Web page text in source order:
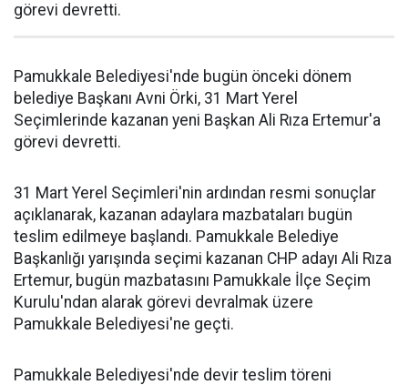
görevi devretti.
Pamukkale Belediyesi'nde bugün önceki dönem
belediye Başkanı Avni Örki, 31 Mart Yerel
Seçimlerinde kazanan yeni Başkan Ali Rıza Ertemur'a
görevi devretti.
31 Mart Yerel Seçimleri'nin ardından resmi sonuçlar
açıklanarak, kazanan adaylara mazbataları bugün
teslim edilmeye başlandı. Pamukkale Belediye
Başkanlığı yarışında seçimi kazanan CHP adayı Ali Rıza
Ertemur, bugün mazbatasını Pamukkale İlçe Seçim
Kurulu'ndan alarak görevi devralmak üzere
Pamukkale Belediyesi'ne geçti.
Pamukkale Belediyesi'nde devir teslim töreni